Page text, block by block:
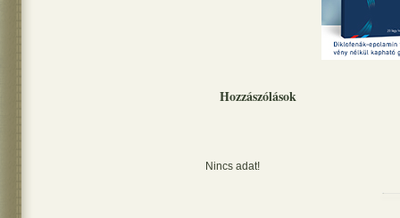
Hozzászólások
Nincs adat!